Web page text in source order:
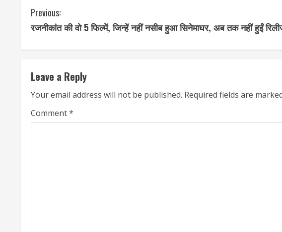
C
o
n
t
i
n
Previous:
रजनीकांत की वो 5 फिल्में, जिन्हें नहीं नसीब हुआ सिनेमाघर, अब तक नहीं हुईं
Leave a Reply
Your email address will not be published. Required fields are
Comment*